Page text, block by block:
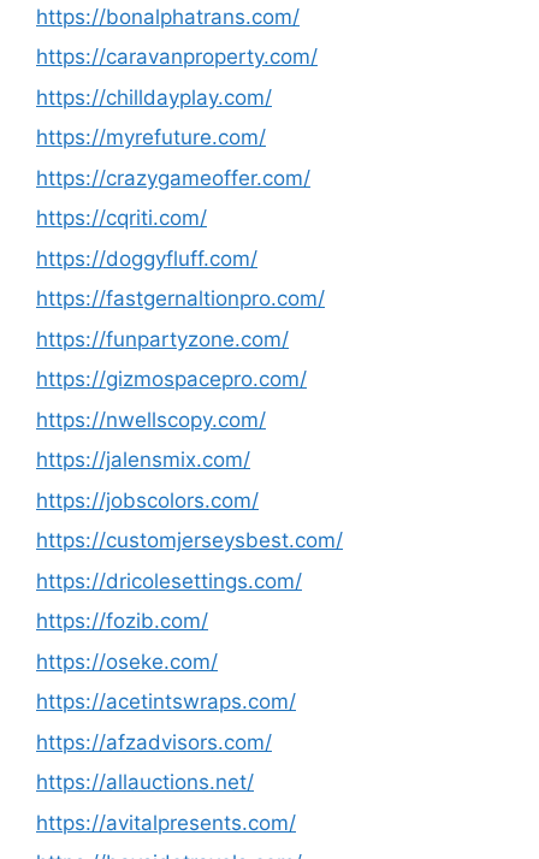
https://bonalphatrans.com/
https://caravanproperty.com/
https://chilldayplay.com/
https://myrefuture.com/
https://crazygameoffer.com/
https://cqriti.com/
https://doggyfluff.com/
https://fastgernaltionpro.com/
https://funpartyzone.com/
https://gizmospacepro.com/
https://nwellscopy.com/
https://jalensmix.com/
https://jobscolors.com/
https://customjerseysbest.com/
https://dricolesettings.com/
https://fozib.com/
https://oseke.com/
https://acetintswraps.com/
https://afzadvisors.com/
https://allauctions.net/
https://avitalpresents.com/